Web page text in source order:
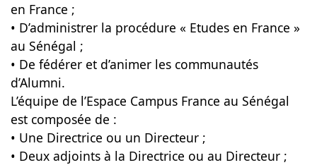
en France ;
• D’administrer la procédure « Etudes en France »
au Sénégal ;
• De fédérer et d’animer les communautés
d’Alumni.
L’équipe de l’Espace Campus France au Sénégal
est composée de :
• Une Directrice ou un Directeur ;
• Deux adjoints à la Directrice ou au Directeur ;